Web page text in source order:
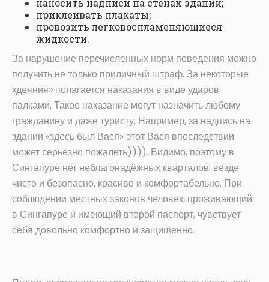
наносить надписи на стенах зданий;
приклеивать плакаты;
провозить легковоспламеняющиеся
жидкости.
За нарушение перечисленных норм поведения можно
получить не только приличный штраф. За некоторые
«деяния» полагается наказания в виде ударов
палками. Такое наказание могут назначить любому
гражданину и даже туристу. Например, за надпись на
здании «здесь был Вася» этот Вася впоследствии
может серьезно пожалеть)))). Видимо, поэтому в
Сингапуре нет неблагонадёжных кварталов: везде
чисто и безопасно, красиво и комфортабельно. При
соблюдении местных законов человек, проживающий
в Сингапуре и имеющий второй паспорт, чувствует
себя довольно комфортно и защищенно.